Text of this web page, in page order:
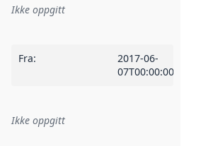
:
Ikke oppgitt
Fra:
2017-06-
07T00:00:00Z
til en implementasjonsregel
Ikke oppgitt